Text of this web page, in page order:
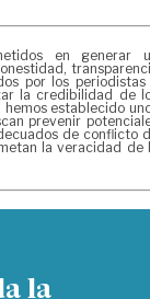
en generar
por los periodistas
la credibilidad de
establecido
prevenir
de conflicto
la veracidad de
la